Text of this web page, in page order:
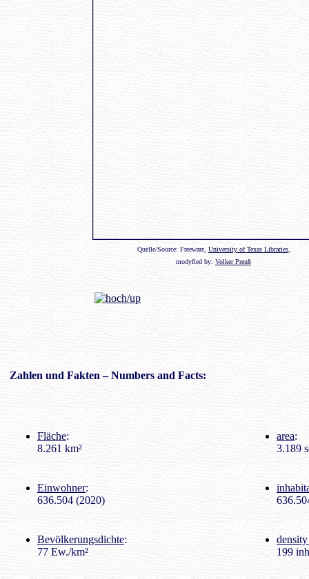
Quelle/Source: Freeware, University of Texas Libraries,
modyfied by: Volker Preuß
Zahlen und Fakten – Numbers and Facts:
Fläche:
8.261 km²
area:
3.189
Einwohner:
636.504 (2020)
Bevölkerungsdichte:
77 Ew./km²
199